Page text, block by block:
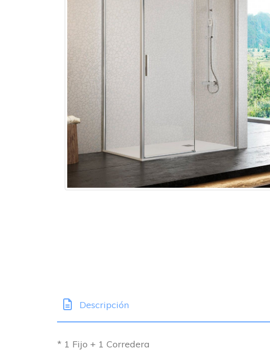
Descripción
* 1 Fijo + 1 Corredera